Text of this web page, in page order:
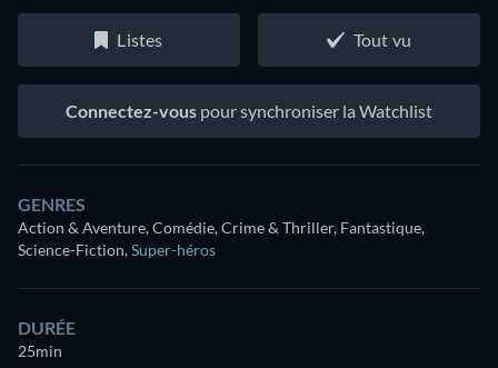
Listes Tout vu
Connectez-vous pour synchroniser la Watchlist
GENRES
Action & Aventure, Comédie, Crime & Thriller, Fantastique,
Science-Fiction,Super-héros
DURÉE
25min